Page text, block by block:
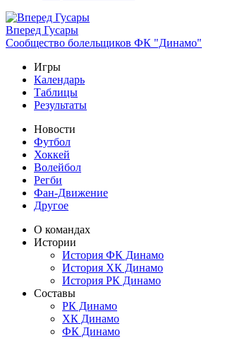
Вперед Гусары
Сообщество болельщиков ФК "Динамо"
Игры
Календарь
Таблицы
Результаты
Новости
Футбол
Хоккей
Волейбол
Регби
Фан-Движение
Другое
О командах
Истории
История ФК Динамо
История ХК Динамо
История РК Динамо
Составы
РК Динамо
ХК Динамо
ФК Динамо